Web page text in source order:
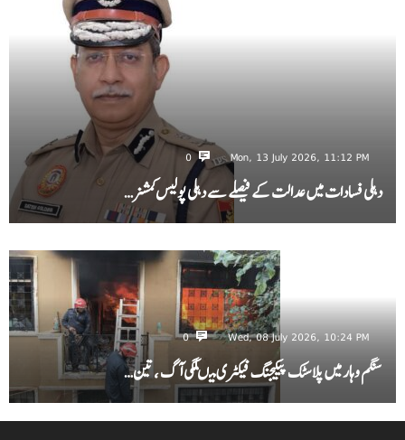
Mon, 13 July 2026, 11:12 PM
0
دہلی فسادات میں عدالت کے فیصلے سے دہلی پولیس کمشنر…
Wed, 08 July 2026, 10:24 PM
0
سنگم وہار میں پلاسٹک پیکیجنگ فیکٹری میںلگی آگ ، تین…